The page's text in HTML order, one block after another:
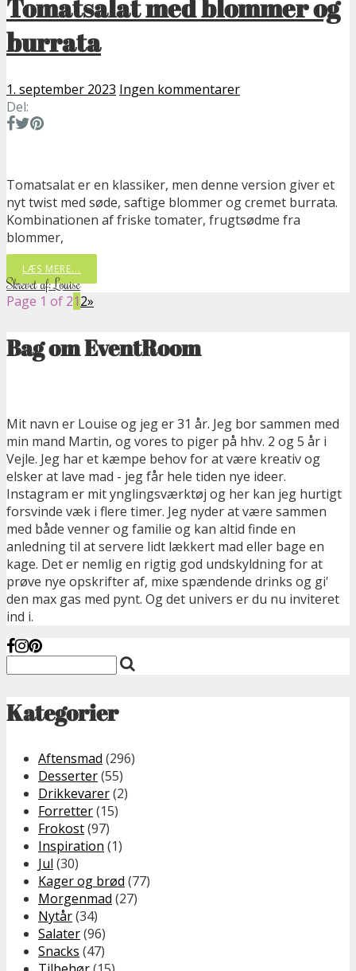
Tomatsalat med blommer og
burrata
1. september 2023 Ingen kommentarer
Del:
Tomatsalat er en klassiker, men denne version giver et
nyt twist med søde, saftige blommer og cremet burrata.
Kombinationen af friske tomater, frugtsødme fra
blommer,
LÆS MERE...
Skrevet af: Louise
Page 1 of 212»
Bag om EventRoom
Mit navn er Louise og jeg er 31 år. Jeg bor sammen med
min mand Martin, og vores to piger på hhv. 2 og 5 år i
Vejle. Jeg har et kæmpe behov for at være kreativ og
elsker at lave mad - jeg får hele tiden nye ideer.
Instagram er mit ynglingsværktøj og her kan jeg hurtigt
forsvinde væk i flere timer. Jeg nyder at være sammen
med både venner og familie og kan altid finde en
anledning til at servere lidt lækkert mad eller bage en
kage. Det er nemlig en rigtig god undskyldning for at
prøve nye opskrifter af, mixe spændende drinks og gi'
den max gas med pynt. Og det univers er du nu inviteret
ind i.
Kategorier
Aftensmad (296)
Desserter(55)
Drikkevarer(2)
Forretter(15)
Frokost(97)
Inspiration (1)
Jul (30)
Kager og brød (77)
Morgenmad (27)
Nytår(34)
Salater(96)
Snacks (47)